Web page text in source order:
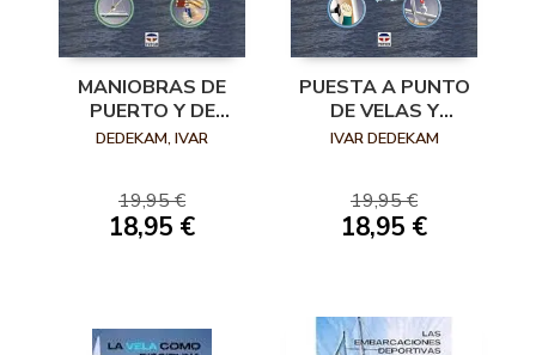
MANIOBRAS DE
PUERTO Y DE
FONDEO Y
DEDEKAM, IVAR
19,95 €
18,95 €
PUESTA A PUNTO
DE VELAS Y
APAREJO
IVAR DEDEKAM
19,95 €
18,95 €